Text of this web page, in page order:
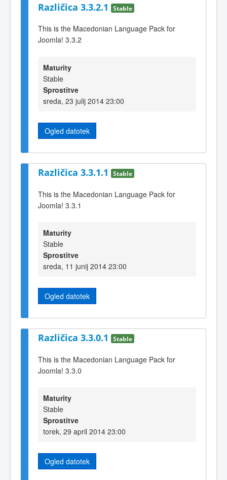
Različica 3.3.2.1 Stable
This is the Macedonian Language Pack for
Joomla! 3.3.2
Maturity
Stable
Sprostitve
sreda, 23 julij 2014 23:00
Ogled datotek
Različica 3.3.1.1 Stable
This is the Macedonian Language Pack for
Joomla! 3.3.1
Maturity
Stable
Sprostitve
sreda, 11 junij 2014 23:00
Ogled datotek
Različica 3.3.0.1 Stable
This is the Macedonian Language Pack for
Joomla! 3.3.0
Maturity
Stable
Sprostitve
torek, 29 april 2014 23:00
Ogled datotek